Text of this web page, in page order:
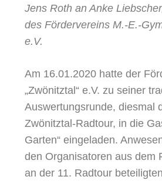
Jens Roth an Anke
des Fördervereins M.-E.-
e.V.
Am 16.01.2020 hatte der
„Zwönitztal“ e.V. zu seiner
Auswertungsrunde, diesmal
Zwönitztal-Radtour, in die
Garten“ eingeladen.
den Organisatoren aus dem
an der 11. Radtour